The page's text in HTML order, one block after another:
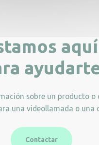
aquí
sobre un producto o
una videollamada o una
Contactar